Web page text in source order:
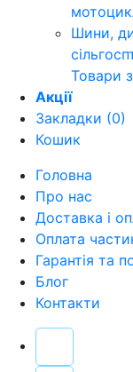
Шини,
Товари
Акції
Закладки (0)
Кошик
Головна
Про нас
Доставка і
Оплата
Гарантія та
Блог
Контакти